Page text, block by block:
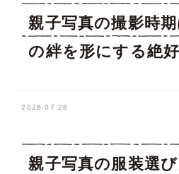
親子写真の撮影時
の絆を形にする絶
2026.07.28
親子写真の服装選